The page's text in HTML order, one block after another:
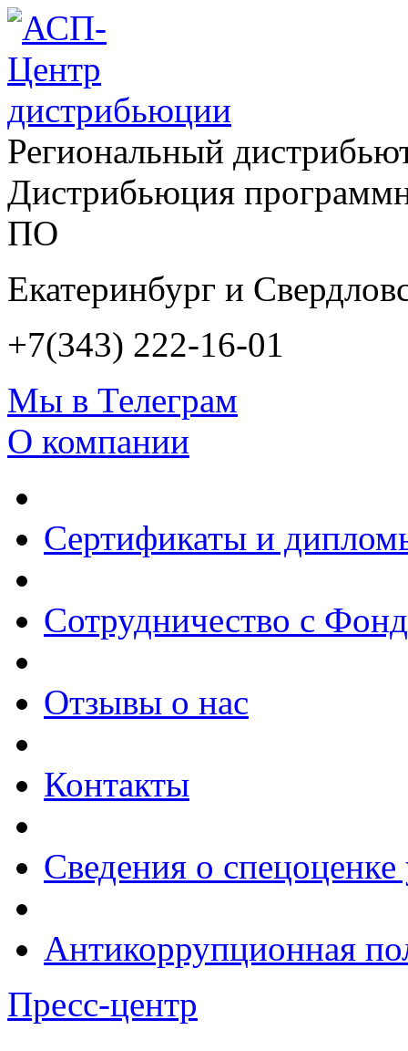
Региональный
Дистрибьюция
ПО
Екатеринбург и
+7(343) 222-16-01
Мы в Телеграм
О компании
Сертификаты и
Сотрудничество с
Отзывы о нас
Контакты
Сведения о
Антикоррупционная
Пресс-центр